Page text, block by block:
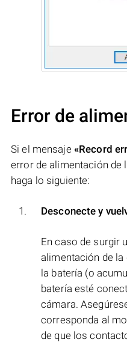
Error de
Si el mensaje «Record
error de alimentación
haga lo siguiente:
Desconecte y
En caso de surgir
alimentación de la
la batería (o
batería esté
cámara.
corresponda al
de que los